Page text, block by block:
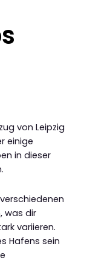
von Leipzig
einige
in dieser
was dir
variieren.
Hafens sein